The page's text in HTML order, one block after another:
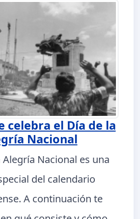
celebra el Día de la
Nacional
Alegría Nacional es una
del calendario
A continuación te